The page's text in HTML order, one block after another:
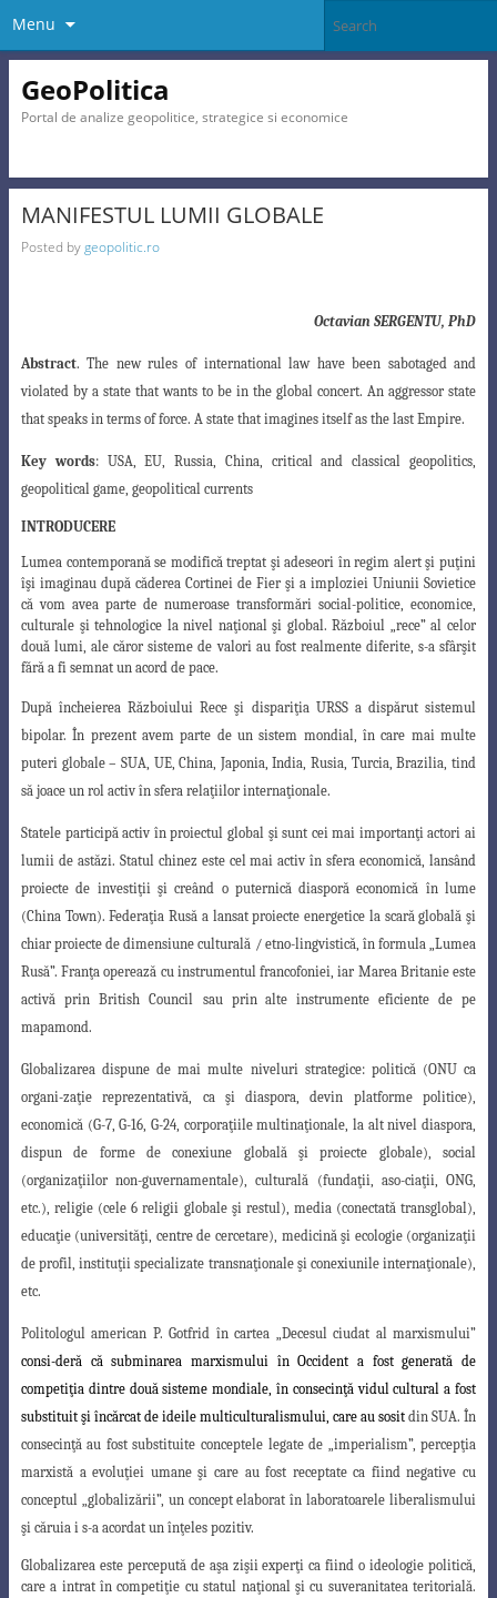
Menu
GeoPolitica
Portal de analize geopolitice, strategice si economice
MANIFESTUL LUMII GLOBALE
Posted bygeopolitic.ro
Octavian SERGENTU, PhD
Abstract. The new rules of international law have been sabotaged and
violated by a state that wants to be in the global concert. An aggressor state
that speaks in terms of force. A state that imagines itself as the last Empire.
Key words: USA, EU, Russia, China, critical and classical geopolitics,
geopolitical game, geopolitical currents
INTRODUCERE
Lumea contemporană se modifică treptat şi adeseori în regim alert şi puţini
îşi imaginau după căderea Cortinei de Fier şi a imploziei Uniunii Sovietice
că vom avea parte de numeroase transformări social-politice, economice,
culturale şi tehnologice la nivel naţional şi global. Războiul „rece” al celor
două lumi, ale căror sisteme de valori au fost realmente diferite, s-a sfârşit
fără a fi semnat un acord de pace.
După încheierea Războiului Rece şi dispariţia URSS a dispărut sistemul
bipolar.În prezent avem parte de un sistem mondial, în care mai multe
puteri globale – SUA, UE, China, Japonia, India, Rusia, Turcia, Brazilia, tind
să joace un rol activ în sfera relaţiilor internaţionale.
Statele participă activ în proiectul global şi sunt cei mai importanţi actori ai
lumii de astăzi. Statul chinez este cel mai activ în sfera economică, lansând
proiecte de investiţii şi creând o puternică diasporă economică în lume
(China Town). Federaţia Rusă a lansat proiecte energetice la scară globală şi
chiar proiecte de dimensiune culturală / etno-lingvistică, în formula „Lumea
Rusă”. Franţa operează cu instrumentul francofoniei ,iar Marea Britanie este
activă prin British Council
sau prin alte instrumente eficiente de pe
mapamond.
Globalizarea dispune de mai multe niveluri strategice: politică (ONU ca
organi-zaţie reprezentativă, ca şi diaspora, devin platforme politice),
economică (G-7, G-16, G-24 , corporaţiile multinaţionale, la alt nivel diaspora,
dispun de forme de conexiune globalăşi proiecte globale), social
(organizaţiilor non-guvernamentale), culturală (fundaţii, aso-ciaţii, ONG,
etc.), religie (cele 6 religii globale şi restul), media (conectată transglobal),
educaţie (universităţi, centre de cercetare), medicină şi ecologie (organizaţii
de profil, instituţii specializate transnaţionale şi conexiunile internaţionale),
etc.
Politologul american P. Gotfrid în cartea „Decesul ciudat al marxismului”
consi-deră că subminarea marxismului în Occident a fost generată de
competiţia dintre două sisteme mondiale, în consecinţă vidul cultural a fost
substituit şi încărcat de ideile multiculturalismului, care au sosit din SUA. În
consecinţă au fost substituite conceptele legate de „imperialism”, percepţia
marxistă a evoluţiei umane şi care au fost receptate ca fiind negative cu
conceptul „globalizării”, un concept elaborat în laboratoarele liberalismului
şi căruia i s-a acordat un înţeles pozitiv.
Globalizarea este percepută de aşa zişii experţi ca fiind o ideologie politică,
care a intrat în competiţie cu statul naţional şi cu suveranitatea teritorială.